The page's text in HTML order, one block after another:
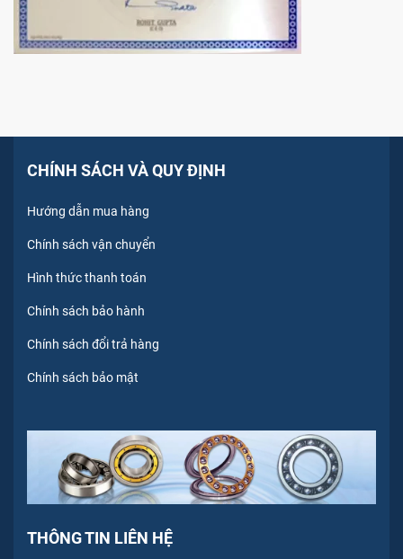
CHÍNH SÁCH VÀ QUY ĐỊNH
Hướng dẫn mua hàng
Chính sách vận chuyển
Hình thức thanh toán
Chính sách bảo hành
Chính sách đổi trả hàng
Chính sách bảo mật
THÔNG TIN LIÊN HỆ